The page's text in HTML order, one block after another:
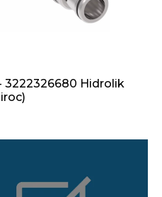
3222326680 Hidrolik